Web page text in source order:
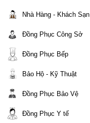
Nhà Hàng - Khách Sạn
Đồng Phục Công Sở
Đồng Phục Bếp
Bảo Hộ - Kỹ Thuật
Đồng Phục Bảo Vệ
Đồng Phục Y tế